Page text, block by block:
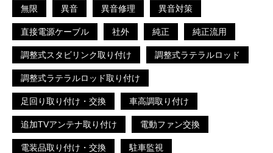
無限 異音 異音修理 異音対策
直接電源ケーブル 社外 純正 純正流用
調整式スタビリンク取り付け 調整式ラテラルロッド
調整式ラテラルロッド取り付け
足回り取り付け・交換 車高調取り付け
追加TVアンテナ取り付け 電動ファン交換
電装品取り付け・交換 駐車監視